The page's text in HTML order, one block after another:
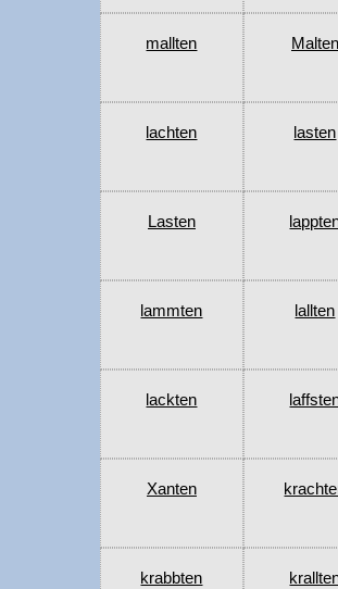
mallten Malten
lachten lasten
Lasten
lammten lallten
lackten
Xanten
krabbten